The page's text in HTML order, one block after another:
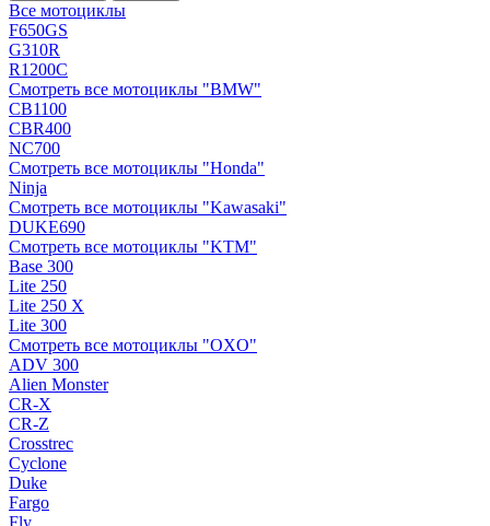
Все мотоциклы
F650GS
G310R
R1200C
Смотреть все мотоциклы "BMW"
CB1100
CBR400
NC700
Смотреть все мотоциклы "Honda"
Ninja
Смотреть все мотоциклы "Kawasaki"
DUKE690
Смотреть все мотоциклы "KTM"
Base 300
Lite 250
Lite 250 X
Lite 300
Смотреть все мотоциклы "OXO"
ADV 300
Alien Monster
CR-X
CR-Z
Crosstrec
Cyclone
Duke
Fargo